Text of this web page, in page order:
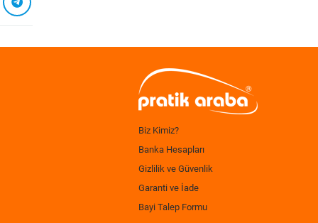
Biz Kimiz?
Banka Hesapları
Gizlilik ve Güvenlik
Garanti ve İade
Bayi Talep Formu